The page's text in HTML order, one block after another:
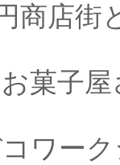
商店街
菓子屋
ワー